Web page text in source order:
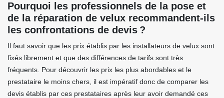
Pourquoi les professionnels de la pose et
de la réparation de velux recommandent-ils
les confrontations de devis ?
Il faut savoir que les prix établis par les installateurs de velux sont
fixés librement et que des différences de tarifs sont très
fréquents. Pour découvrir les prix les plus abordables et le
prestataire le moins chers, il est impératif donc de comparer les
devis établis par ces prestataires après leur avoir demandé ces